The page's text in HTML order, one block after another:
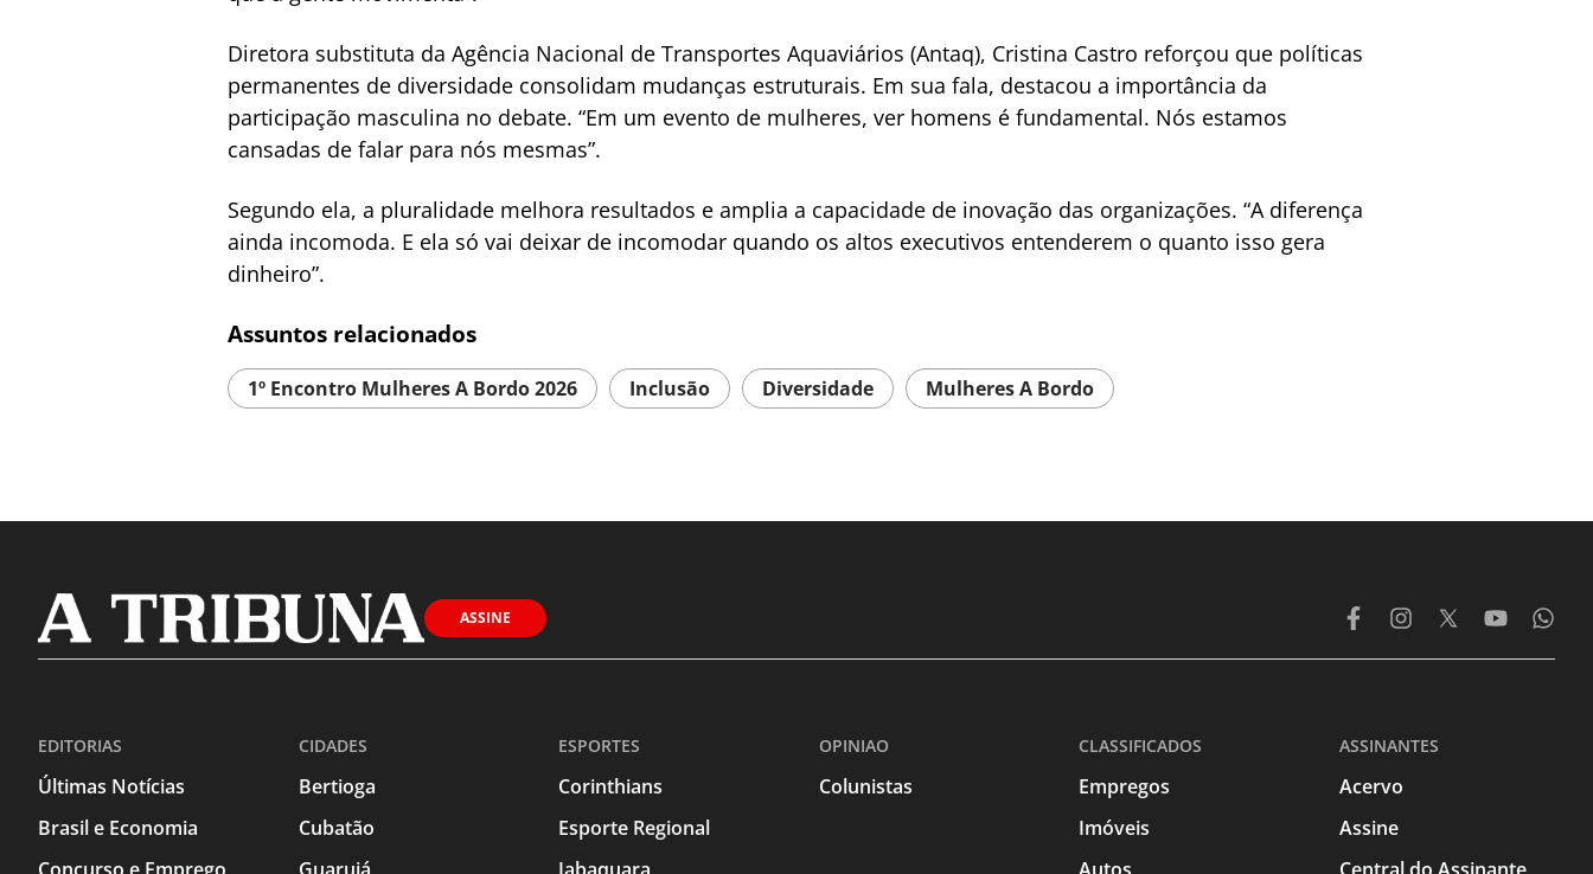
Diretora substituta da Agência Nacional de Transportes Aquaviários (Antaq), Cristina Castro reforçou que políticas
permanentes de diversidade consolidam mudanças estruturais. Em sua fala, destacou a importância da
participação masculina no debate. “Em um evento de mulheres, ver homens é fundamental. Nós estamos
cansadas de falar para nós mesmas”.
Segundo ela, a pluralidade melhora resultados e amplia a capacidade de inovação das organizações. “A diferença
ainda incomoda. E ela só vai deixar de incomodar quando os altos executivos entenderem o quanto isso gera
dinheiro”.
Assuntos relacionados
1º Encontro Mulheres A Bordo 2026 Inclusão Diversidade Mulheres A Bordo
ASSINE
EDITORIAS
Últimas Notícias
Brasil e Economia
CIDADES
Bertioga
Cubatão
ESPORTES
Corinthians
Esporte Regional
OPINIAO
Colunistas
CLASSIFICADOS
Empregos
Imóveis
ASSINANTES
Acervo
Assine